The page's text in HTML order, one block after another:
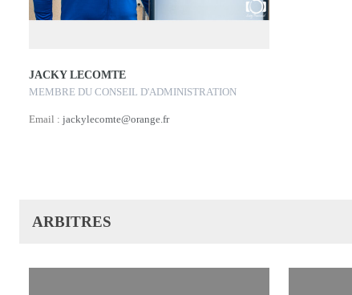
JACKY LECOMTE
MEMBRE DU CONSEIL D'ADMINISTRATION
Email : jackylecomte@orange.fr
ARBITRES